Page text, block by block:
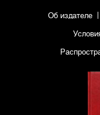
Об издателе